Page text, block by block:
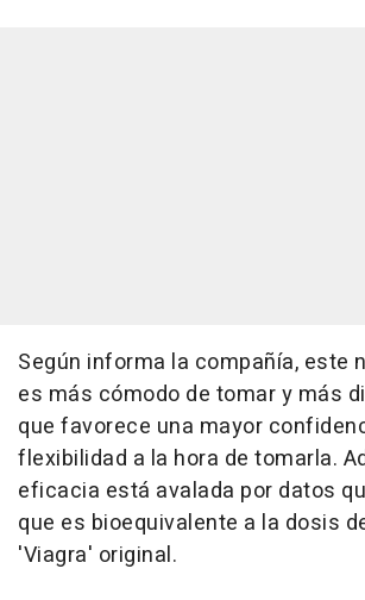
Según informa la compañía, este
es más cómodo de tomar y más
que favorece una mayor
flexibilidad a la hora de tomarla.
eficacia está avalada por datos
que es bioequivalente a la dosis
'Viagra' original.